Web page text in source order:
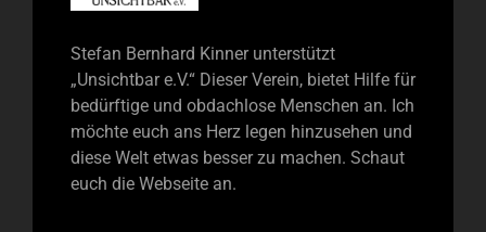
Stefan Bernhard Kinner unterstützt
„Unsichtbar e.V.“ Dieser Verein, bietet Hilfe für
bedürftige und obdachlose Menschen an. Ich
möchte euch ans Herz legen hinzusehen und
diese Welt etwas besser zu machen. Schaut
euch die Webseite an.